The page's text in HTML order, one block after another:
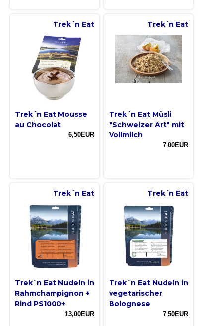
Trek´n Eat
Trek´n Eat Mousse
au Chocolat
6,50EUR
Trek´n Eat
Trek´n Eat Müsli
"Schweizer Art" mit
Vollmilch
7,00EUR
Trek´n Eat
Trek´n Eat Nudeln in
Rahmchampignon +
Rind PS1000+
13,00EUR
Trek´n Eat
Trek´n Eat Nudeln in
vegetarischer
Bolognese
7,50EUR